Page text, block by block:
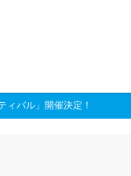
ィバル」開催決定！